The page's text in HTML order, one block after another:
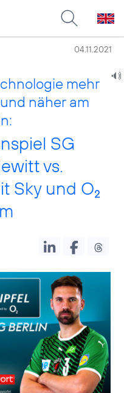
04.11.2021
mehr
näher am
SG
vs.
Sky und O2